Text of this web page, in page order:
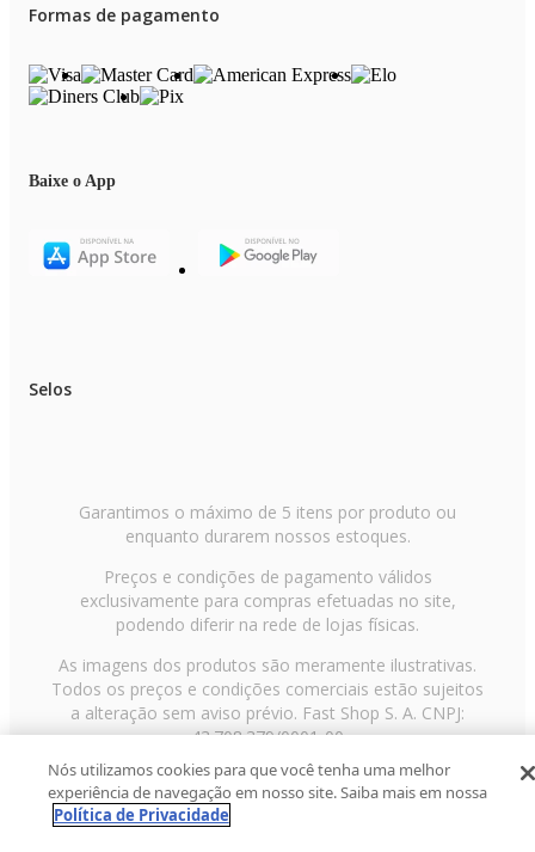
Formas de pagamento
Baixe o App
Selos
Garantimos o máximo de 5 itens por produto ou
enquanto durarem nossos estoques.
Preços e condições de pagamento válidos
exclusivamente para compras efetuadas no site,
podendo diferir na rede de lojas físicas.
As imagens dos produtos são meramente ilustrativas.
Todos os preços e condições comerciais estão sujeitos
a alteração sem aviso prévio. Fast Shop S. A. CNPJ:
43.708.379/0001-00
Avenida Zaki Narchi, nº 1650, sobreloja, Carandiru, São
Paulo/SP, CEP 02029-001, Telefone: 11 3003-3728 ©
2013 Fast Shop - Todos os direitos reservados
Nós utilizamos cookies para que você tenha uma melhor
experiência de navegação em nosso site. Saiba mais em nossa
Política de Privacidade